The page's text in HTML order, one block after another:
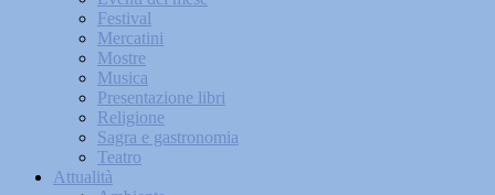
Festival
Mercatini
Mostre
Musica
Presentazione libri
Religione
Sagra e gastronomia
Teatro
Attualità